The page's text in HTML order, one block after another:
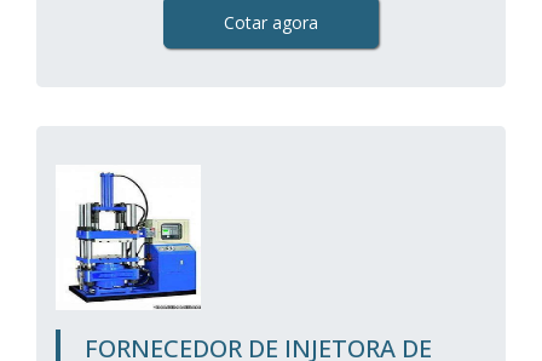
Cotar agora
FORNECEDOR DE INJETORA DE